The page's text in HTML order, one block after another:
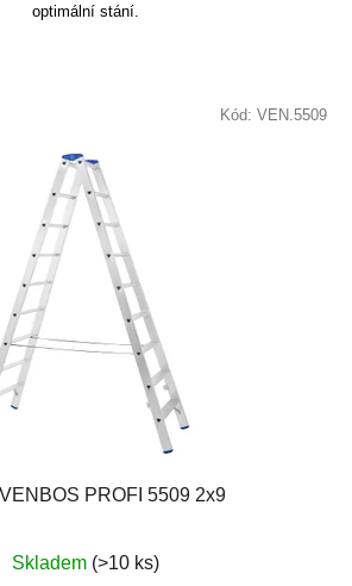
optimální stání.
PROFI 5509 2x9
hodnocení
Skladem (>10 ks)
Kód: VEN.5509